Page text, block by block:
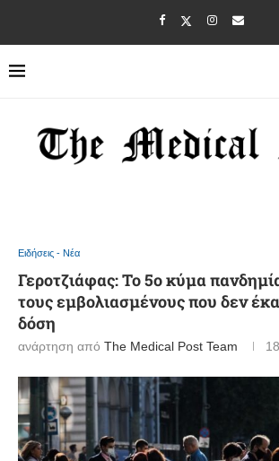
Ειδήσεις - Νέα
Γεροτζιάφας: Το 5ο κύμα
τους εμβολιασμένους που δεν
δόση
ανάρτηση από The Medical Post Team